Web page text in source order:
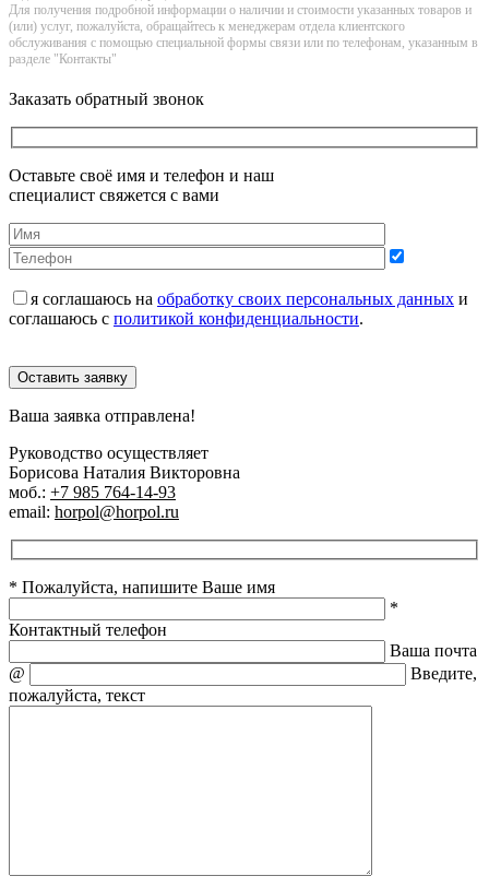
Для получения подробной информации о наличии и стоимости указанных товаров и
(или) услуг, пожалуйста, обращайтесь к менеджерам отдела клиентского
обслуживания с помощью специальной формы связи или по телефонам, указанным в
разделе "Контакты"
Заказать обратный звонок
Оставьте своё имя и телефон и наш
специалист свяжется с вами
я соглашаюсь на обработку своих персональных данных и
соглашаюсь с политикой конфиденциальности.
Оставить заявку
Ваша заявка отправлена!
Руководство осуществляет
Борисова Наталия Викторовна
моб.: +7 985 764-14-93
email: horpol@horpol.ru
* Пожалуйста, напишите Ваше имя
*
Контактный телефон
Ваша почта
@
Введите,
пожалуйста, текст